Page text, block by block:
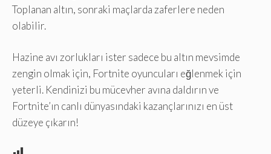
Toplanan altın, sonraki maçlarda zaferlere neden
olabilir.
Hazine avı zorlukları ister sadece bu altın mevsimde
zengin olmak için, Fortnite oyuncuları eğlenmek için
yeterli. Kendinizi bu mücevher avına daldırın ve
Fortnite’ın canlı dünyasındaki kazançlarınızı en üst
düzeye çıkarın!